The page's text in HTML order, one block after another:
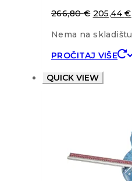
266,80€ 205,44€
Nema na skladištu
PROČITAJ VIŠE
QUICK VIEW